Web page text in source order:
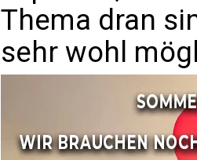
Thema dran
sehr wohl